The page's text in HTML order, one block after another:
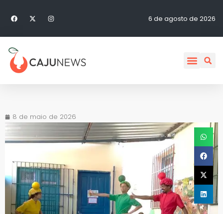
6 de agosto de 2026
8 de maio de 2026